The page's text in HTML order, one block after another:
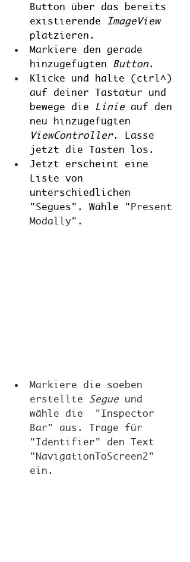
Button über das bereits
existierende ImageView
platzieren.
Markiere den gerade
hinzugefügten Button.
Klicke und halte (ctrl^)
auf deiner Tastatur und
bewege die Linie auf den
neu hinzugefügten
ViewController. Lasse
jetzt die Tasten los.
Jetzt erscheint eine
Liste von
unterschiedlichen
"Segues". Wähle "Present
Modally".
Markiere die soeben
erstellte Segue und
wähle die  "Inspector
Bar" aus. Trage für
"Identifier" den Text
"NavigationToScreen2"
ein.